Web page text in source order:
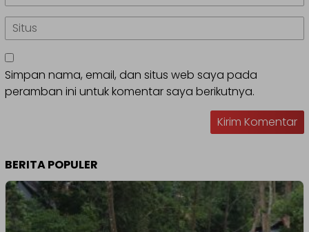
Simpan nama, email, dan situs web saya pada
peramban ini untuk komentar saya berikutnya.
BERITA POPULER